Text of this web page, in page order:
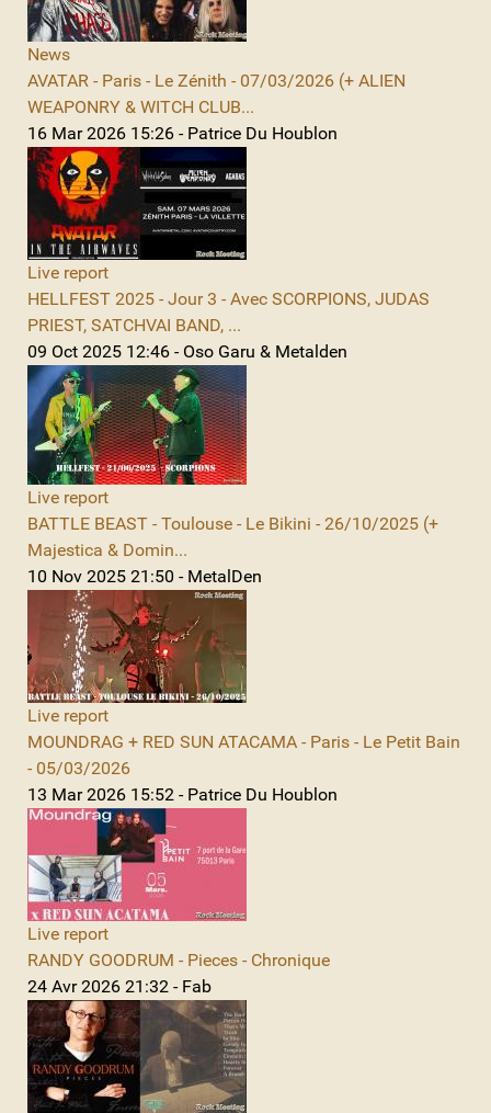
News
AVATAR - Paris - Le Zénith - 07/03/2026 (+ ALIEN
WEAPONRY & WITCH CLUB...
16 Mar 2026 15:26 - Patrice Du Houblon
Live report
HELLFEST 2025 - Jour 3 - Avec SCORPIONS, JUDAS
PRIEST, SATCHVAI BAND, ...
09 Oct 2025 12:46 - Oso Garu & Metalden
Live report
BATTLE BEAST - Toulouse - Le Bikini - 26/10/2025 (+
Majestica & Domin...
10 Nov 2025 21:50 - MetalDen
Live report
MOUNDRAG + RED SUN ATACAMA - Paris - Le Petit Bain
- 05/03/2026
13 Mar 2026 15:52 - Patrice Du Houblon
Live report
RANDY GOODRUM - Pieces - Chronique
24 Avr 2026 21:32 - Fab